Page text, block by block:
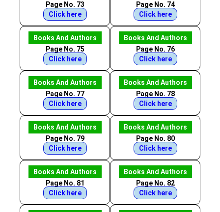
Page No. 73
Click here
Page No. 74
Click here
Books And Authors
Page No. 75
Click here
Books And Authors
Page No. 76
Click here
Books And Authors
Page No. 77
Click here
Books And Authors
Page No. 78
Click here
Books And Authors
Page No. 79
Click here
Books And Authors
Page No. 80
Click here
Books And Authors
Page No. 81
Click here
Books And Authors
Page No. 82
Click here